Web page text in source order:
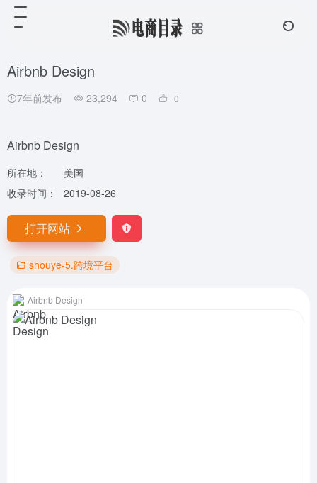
Airbnb Design
7年前发布 23,294 0 0
Airbnb Design
所在地：
美国
收录时间：
2019-08-26
打开网站
shouye-5.跨境平台
Airbnb Design